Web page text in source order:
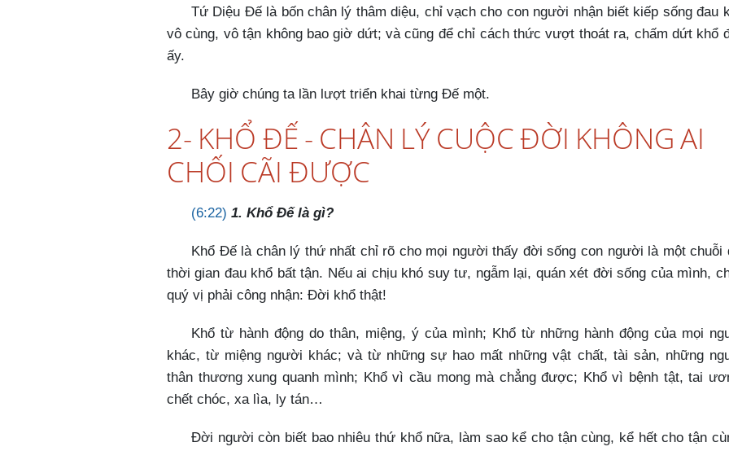
Tứ Diệu Đế là bốn chân lý thâm diệu, chỉ vạch cho con người nhận biết kiếp sống đau
vô cùng, vô tận không bao giờ dứt; và cũng để chỉ cách thức vượt thoát ra, chấm dứt khổ
ấy.
Bây giờ chúng ta lần lượt triển khai từng Đế một.
2- KHỔ ĐẾ - CHÂN LÝ CUỘC ĐỜI KHÔNG AI
CHỐI CÃI ĐƯỢC
(6:22) 1. Khổ Đế là gì?
Khổ Đế là chân lý thứ nhất chỉ rõ cho mọi người thấy đời sống con người là một chuỗi
thời gian đau khổ bất tận. Nếu ai chịu khó suy tư, ngẫm lại, quán xét đời sống của mình,
quý vị phải công nhận: Đời khổ thật!
Khổ từ hành động do thân, miệng, ý của mình; Khổ từ những hành động của mọi
khác, từ miệng người khác; và từ những sự hao mất những vật chất, tài sản, những
thân thương xung quanh mình; Khổ vì cầu mong mà chẳng được; Khổ vì bệnh tật, tai
chết chóc, xa lìa, ly tán…​
Đời người còn biết bao nhiêu thứ khổ nữa, làm sao kể cho tận cùng, kể hết cho tận